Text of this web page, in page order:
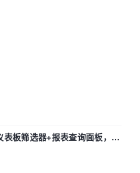
板筛选器+报表查询面板，参